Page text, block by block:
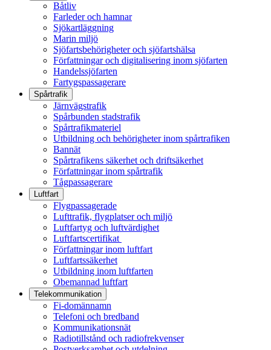
Båtliv
Farleder och hamnar
Sjökartläggning
Marin miljö
Sjöfartsbehörigheter och sjöfartshälsa
Författningar och digitalisering inom sjöfarten
Handelssjöfarten
Fartygspassagerare
Spårtrafik
Järnvägstrafik
Spårbunden stadstrafik
Spårtrafikmateriel
Utbildning och behörigheter inom spårtrafiken
Bannät
Spårtrafikens säkerhet och driftsäkerhet
Författningar inom spårtrafik
Tågpassagerare
Luftfart
Flygpassagerade
Lufttrafik, flygplatser och miljö
Luftfartyg och luftvärdighet
Luftfartscertifikat
Författningar inom luftfart
Luftfartssäkerhet
Utbildning inom luftfarten
Obemannad luftfart
Telekommunikation
Fi-domännamn
Telefoni och bredband
Kommunikationsnät
Radiotillstånd och radiofrekvenser